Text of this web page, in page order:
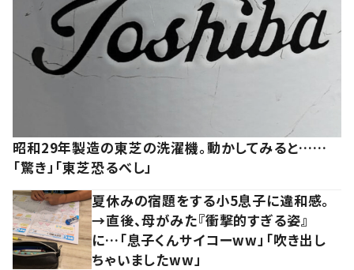
昭和29年製造の東芝の洗濯機。動かしてみると……
「驚き」「東芝恐るべし」
夏休みの宿題をする小5息子に違和感。
→直後、母がみた『衝撃的すぎる姿』
に…「息子くんサイコーww」「吹き出し
ちゃいましたww」